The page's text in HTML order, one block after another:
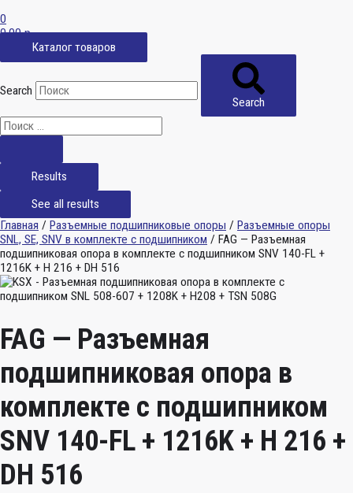
0
0,00р.
Каталог товаров
Search
Search
Results
See all results
Главная / Разъемные подшипниковые опоры / Разъемные опоры
SNL, SE, SNV в комплекте с подшипником / FAG — Разъемная
подшипниковая опора в комплекте с подшипником SNV 140-FL +
1216K + H 216 + DH 516
FAG — Разъемная
подшипниковая опора в
комплекте с подшипником
SNV 140-FL + 1216K + H 216 +
DH 516